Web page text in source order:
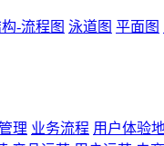
-流程图 泳道图 平面图
理 业务流程 用户体验